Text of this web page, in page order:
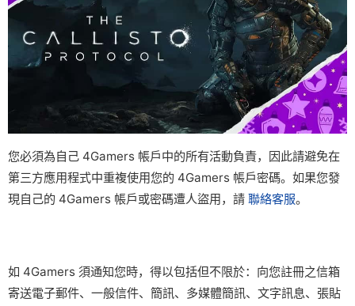
您必須為自己 4Gamers 帳戶中的所有活動負責，因此請避免在
第三方應用程式中重複使用您的 4Gamers 帳戶密碼。如果您發
現自己的 4Gamers 帳戶或密碼遭人盜用，請 聯絡客服。
如 4Gamers 須通知您時，得以包括但不限於：向您註冊之信箱
寄送電子郵件、一般信件、簡訊、多媒體簡訊、文字訊息、張貼